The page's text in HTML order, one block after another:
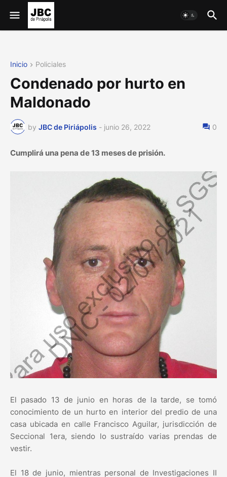
Inicio Policiales
Condenado por hurto en
Maldonado
by JBC de Piriápolis - junio 26, 2022 0
Cumplirá una pena de 13 meses de prisión.
El pasado 13 de junio en horas de la tarde, se tomó
conocimiento de un hurto en interior del predio de una
casa ubicada en calle Francisco Aguilar, jurisdicción de
Seccional 1era, siendo lo sustraído varias prendas de
vestir.
El 18 de junio, mientras personal de Investigaciones II